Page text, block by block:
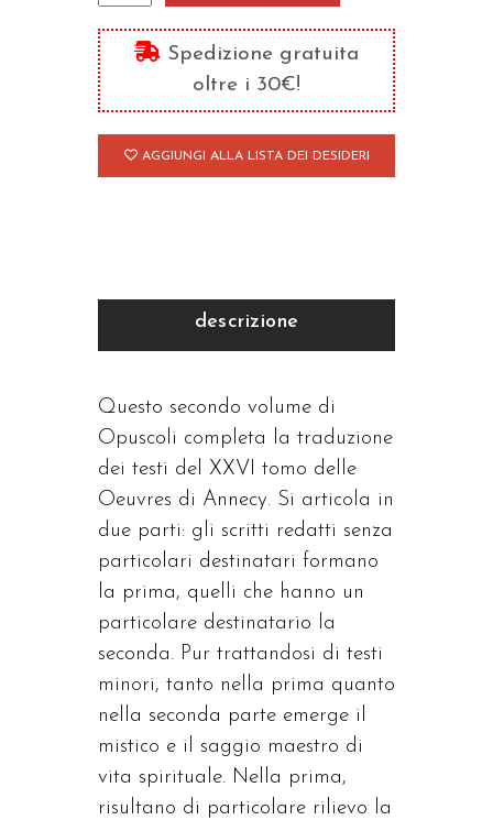
-
ascetismo
e
mistica
quantità
Spedizione gratuita
oltre i 30€!
AGGIUNGI ALLA LISTA DEI DESIDERI
descrizione
Questo secondo volume di
Opuscoli completa la traduzione
dei testi del XXVI tomo delle
Oeuvres di Annecy. Si articola in
due parti: gli scritti redatti senza
particolari destinatari formano
la prima, quelli che hanno un
particolare destinatario la
seconda. Pur trattandosi di testi
minori, tanto nella prima quanto
nella seconda parte emerge il
mistico e il saggio maestro di
vita spirituale. Nella prima,
risultano di particolare rilievo la